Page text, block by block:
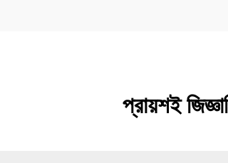
প্রায়শই